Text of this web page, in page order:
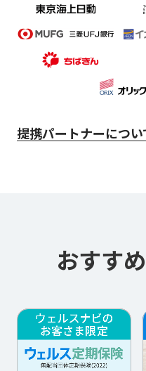
提携パートナーについ
おすす